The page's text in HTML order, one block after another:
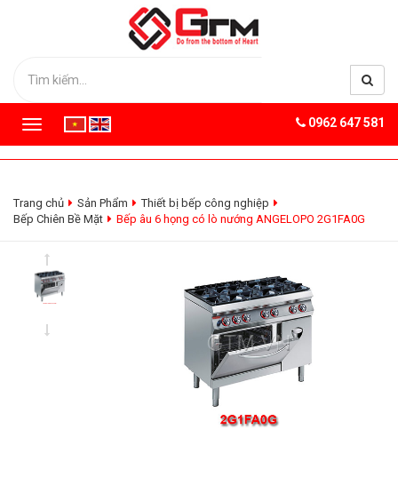
T
o
g
e
0962 647 581
Trang chủ Sản Phẩm
Thiết bị bếp công nghiệp
Bếp Chiên Bề Mặt
Bếp âu 6 họng có lò nướng ANGELOPO 2G1FA0G